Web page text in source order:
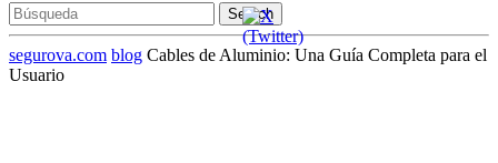
Search
for:
segurova.com blog Cables de Aluminio: Una Guía Completa para el
Usuario